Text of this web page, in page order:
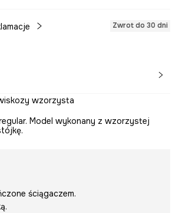
Zwrot do 30 dni
wzorzysta
Model wykonany z wzorzystej
ściągaczem.